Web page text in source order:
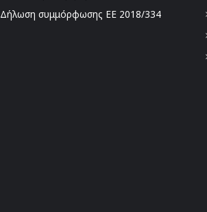
Δήλωση συμμόρφωσης ΕΕ 2018/334